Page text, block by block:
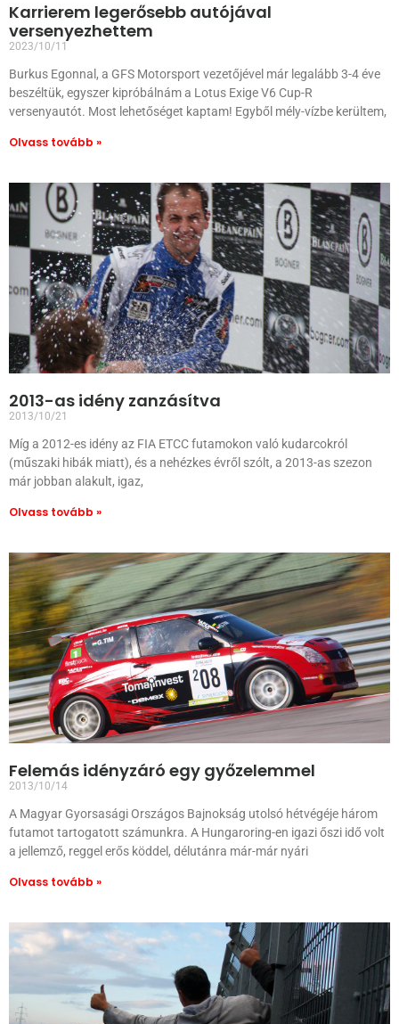
Karrierem legerősebb autójával
versenyezhettem
2023/10/11
Burkus Egonnal, a GFS Motorsport vezetőjével már legalább 3-4 éve
beszéltük, egyszer kipróbálnám a Lotus Exige V6 Cup-R
versenyautót. Most lehetőséget kaptam! Egyből mély-vízbe kerültem,
Olvass tovább »
2013-as idény zanzásítva
2013/10/21
Míg a 2012-es idény az FIA ETCC futamokon való kudarcokról
(műszaki hibák miatt), és a nehézkes évről szólt, a 2013-as szezon
már jobban alakult, igaz,
Olvass tovább »
Felemás idényzáró egy győzelemmel
2013/10/14
A Magyar Gyorsasági Országos Bajnokság utolsó hétvégéje három
futamot tartogatott számunkra. A Hungaroring-en igazi őszi idő volt
a jellemző, reggel erős köddel, délutánra már-már nyári
Olvass tovább »